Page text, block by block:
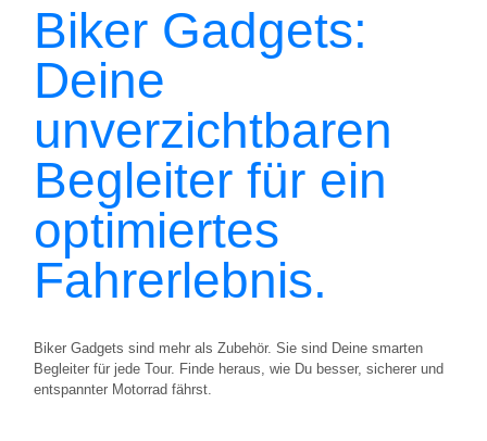
Biker Gadgets:
Deine
unverzichtbaren
Begleiter für ein
optimiertes
Fahrerlebnis.
Biker Gadgets sind mehr als Zubehör. Sie sind Deine smarten
Begleiter für jede Tour. Finde heraus, wie Du besser, sicherer und
entspannter Motorrad fährst.